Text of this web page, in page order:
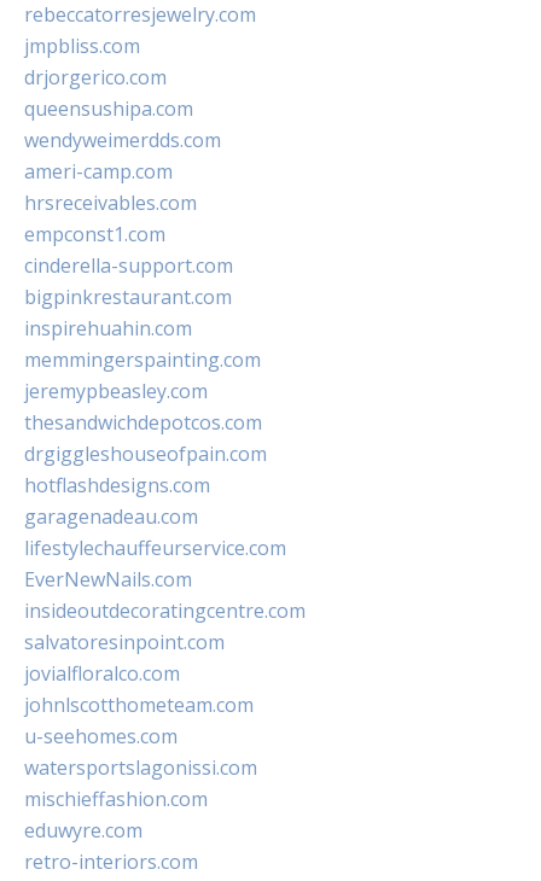
rebeccatorresjewelry.com
jmpbliss.com
drjorgerico.com
queensushipa.com
wendyweimerdds.com
ameri-camp.com
hrsreceivables.com
empconst1.com
cinderella-support.com
bigpinkrestaurant.com
inspirehuahin.com
memmingerspainting.com
jeremypbeasley.com
thesandwichdepotcos.com
drgiggleshouseofpain.com
hotflashdesigns.com
garagenadeau.com
lifestylechauffeurservice.com
EverNewNails.com
insideoutdecoratingcentre.com
salvatoresinpoint.com
jovialfloralco.com
johnlscotthometeam.com
u-seehomes.com
watersportslagonissi.com
mischieffashion.com
eduwyre.com
retro-interiors.com